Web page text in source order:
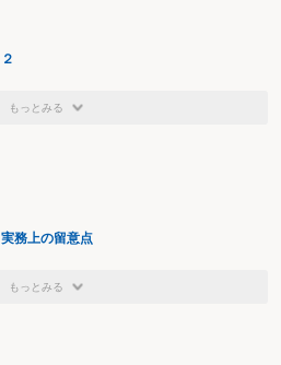
もっとみる
務上の留意点
もっとみる